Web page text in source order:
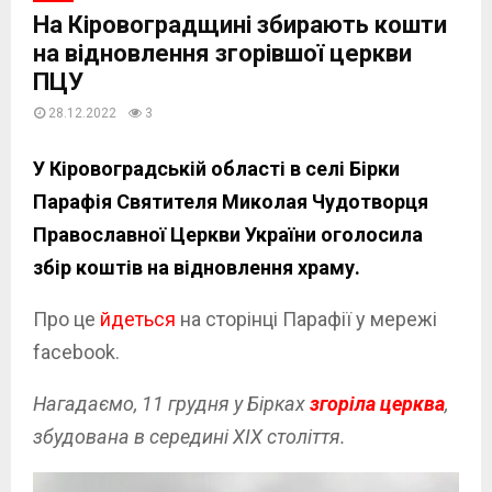
На Кіровоградщині збирають кошти
на відновлення згорівшої церкви
ПЦУ
28.12.2022 3
У Кіровоградській області в селі Бірки
Парафія Святителя Миколая Чудотворця
Православної Церкви України оголосила
збір коштів на відновлення храму.
Про це йдеться на сторінці Парафії у мережі
facebook.
Нагадаємо, 11 грудня у Біркахзгоріла церква,
збудована в середині ХІХ століття.